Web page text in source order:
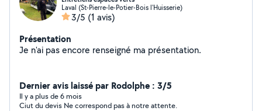
Laval (St-Pierre-le-Potier-Bois l'Huisserie)
3/5 (1 avis)
Présentation
Je n'ai pas encore renseigné ma présentation.
Dernier avis laissé par Rodolphe : 3/5
Il y a plus de 6 mois
Ciut du devis Ne correspond pas à notre attente.